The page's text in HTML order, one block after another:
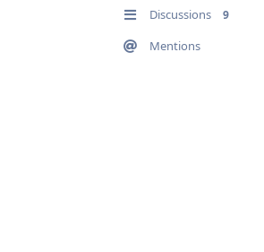
Discussions 9
Mentions